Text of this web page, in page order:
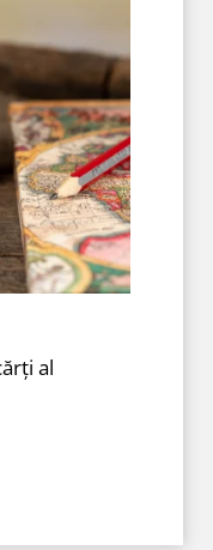
al